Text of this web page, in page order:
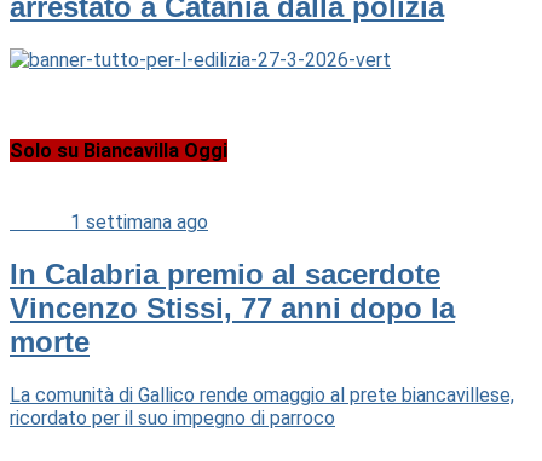
Solo su Biancavilla Oggi
1 settimana ago
In Calabria premio al sacerdote
Vincenzo Stissi, 77 anni dopo la
morte
La comunità di Gallico rende omaggio al prete biancavillese,
ricordato per il suo impegno di parroco